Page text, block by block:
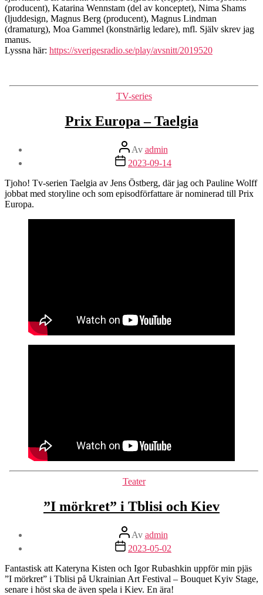
(producent), Katarina Wennstam (del av konceptet), Nima Shams
(ljuddesign, Magnus Berg (producent), Magnus Lindman
(dramaturg), Moa Gammel (konstnärlig ledare), mfl. Själv skrev jag
manus.
Lyssna här: https://sverigesradio.se/play/avsnitt/2019520
Kategorier
TV-series
Prix Europa – Taelgia
Inläggsförfattare
Av admin
Inläggsdatum
2023-09-14
Tjoho! Tv-serien Taelgia av Jens Östberg, där jag och Pauline Wolff
jobbat med storyline och som episodförfattare är nominerad till Prix
Europa.
Kategorier
Teater
”I mörkret” i Tblisi och Kiev
Inläggsförfattare
Av admin
Inläggsdatum
2023-05-02
Fantastisk att Kateryna Kisten och Igor Rubashkin uppför min pjäs
”I mörkret” i Tblisi på Ukrainian Art Festival – Bouquet Kyiv Stage,
senare i höst ska de även spela i Kiev. En ära!